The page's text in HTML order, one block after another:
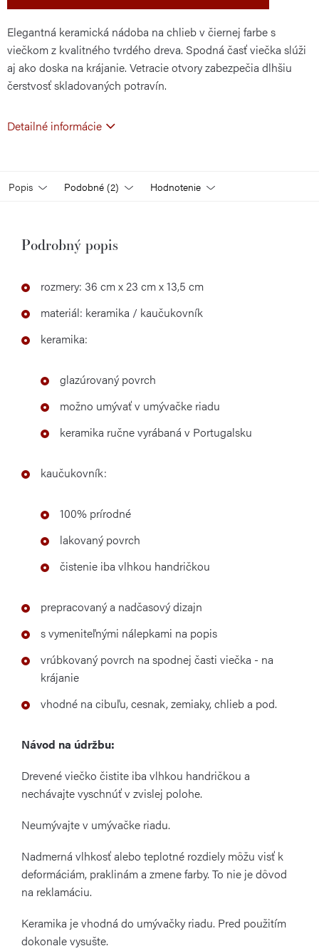
Elegantná keramická nádoba na chlieb v čiernej farbe s
viečkom z kvalitného tvrdého dreva. Spodná časť viečka slúži
aj ako doska na krájanie. Vetracie otvory zabezpečia dlhšiu
čerstvosť skladovaných potravín.
Detailné informácie
Popis Podobné (2) Hodnotenie
Podrobný popis
rozmery: 36 cm x 23 cm x 13,5 cm
materiál: keramika / kaučukovník
keramika:
glazúrovaný povrch
možno umývať v umývačke riadu
keramika ručne vyrábaná v Portugalsku
kaučukovník:
100% prírodné
lakovaný povrch
čistenie iba vlhkou handričkou
prepracovaný a nadčasový dizajn
s vymeniteľnými nálepkami na popis
vrúbkovaný povrch na spodnej časti viečka - na
krájanie
vhodné na cibuľu, cesnak, zemiaky, chlieb a pod.
Návod na údržbu:
Drevené viečko čistite iba vlhkou handričkou a
nechávajte vyschnúť v zvislej polohe.
Neumývajte v umývačke riadu.
Nadmerná vlhkosť alebo teplotné rozdiely môžu visť k
deformáciám, praklinám a zmene farby. To nie je dôvod
na reklamáciu.
Keramika je vhodná do umývačky riadu. Pred použitím
dokonale vysušte.